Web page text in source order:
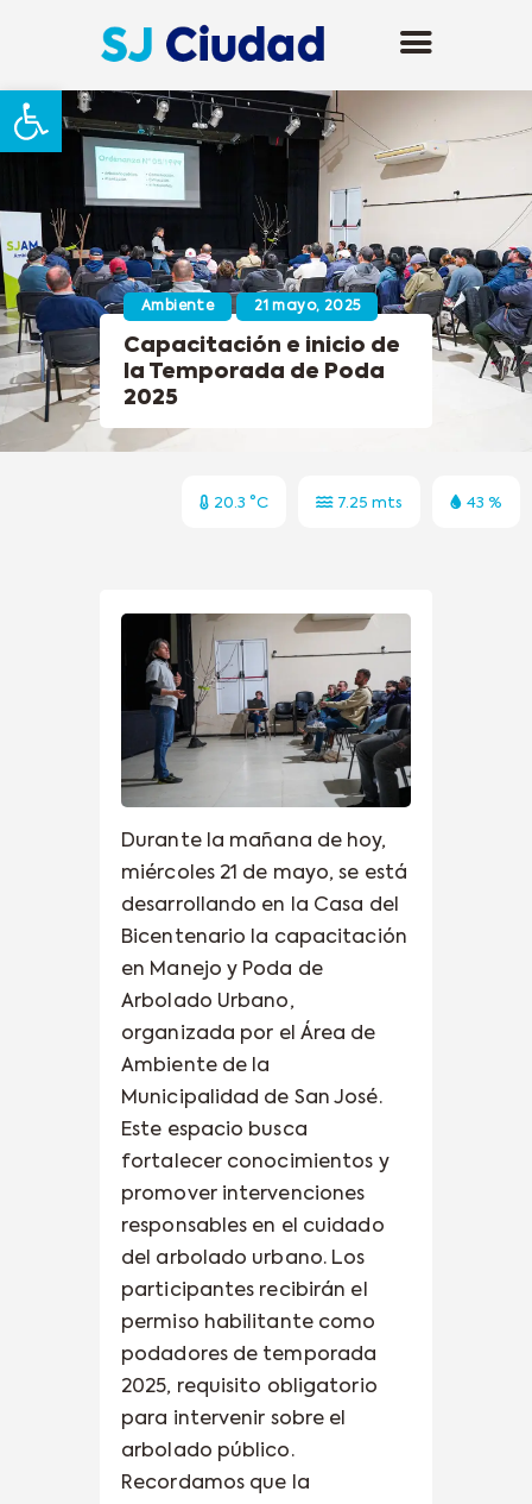
Abrir barra de herramientas
Ambiente 21 mayo, 2025
Capacitación e inicio de
la Temporada de Poda
2025
20.3 °C 7.25 mts 43 %
Durante la mañana de hoy,
miércoles 21 de mayo, se está
desarrollando en la Casa del
Bicentenario la capacitación
en Manejo y Poda de
Arbolado Urbano,
organizada por el Área de
Ambiente de la
Municipalidad de San José.
Este espacio busca
fortalecer conocimientos y
promover intervenciones
responsables en el cuidado
del arbolado urbano. Los
participantes recibirán el
permiso habilitante como
podadores de temporada
2025, requisito obligatorio
para intervenir sobre el
arbolado público.
Recordamos que la